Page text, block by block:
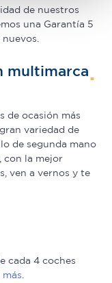
se procesan sus
en la
su
de redes
compartimos
web con
y análisis
información
de nuestros
una Garantía 5
multimarca
de ocasión más
variedad de
de segunda mano
con la mejor
ven a vernos y te
cada 4 coches
más